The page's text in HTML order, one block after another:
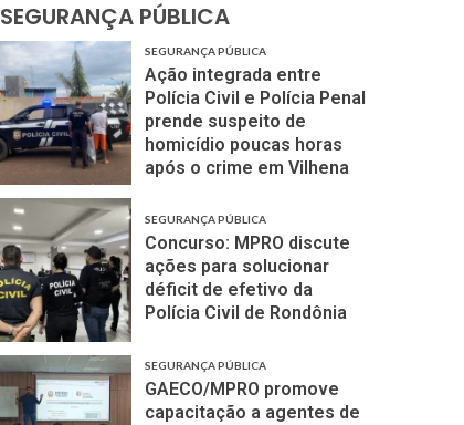
SEGURANÇA PÚBLICA
SEGURANÇA PÚBLICA
Ação integrada entre
Polícia Civil e Polícia Penal
prende suspeito de
homicídio poucas horas
após o crime em Vilhena
SEGURANÇA PÚBLICA
Concurso: MPRO discute
ações para solucionar
déficit de efetivo da
Polícia Civil de Rondônia
SEGURANÇA PÚBLICA
GAECO/MPRO promove
capacitação a agentes de